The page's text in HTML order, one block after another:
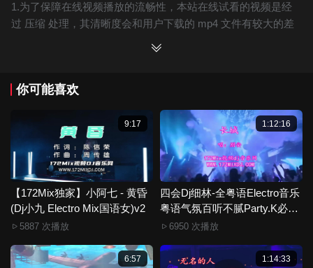
1.为了保障在线视频播放的流畅性，本站在线试看的视频是经
过 压缩 处理，其清晰度会和用户下载的 mp4 文件有较大的差
保证高清晰。
3.如果你喜欢 《【172Mix独家】薛之谦 - 让我欢喜让我忧
Live(Monken Electro Mix国语男)》，赶快介绍给你的朋友，一
起来分享！
4.如果您发现 《【172Mix独家】薛之谦 - 让我欢喜让我忧
Live(Monken Electro Mix国语男)》视频存在分类错误，清晰度
不够或无法播放的问题，请点击这里进行 我要纠错， 谢谢！
5.172Mix舞曲视频网禁止发布违规违法的信息，若您发现有相
关违规违法内容，请点击这里进行 举报投诉 ，一旦核实，平台
6.本站音视频文件部分由用户上传发布，其版权归原作者所
你可能喜欢
9:17
【172Mix独家】小阿七 - 黄昏
(Dj小九 Electro Mix国语女)v2
5887 次播放
1:12:16
四会Dj细林-全粤语Electro音乐
粤语气氛百听不腻Party.K必备
专辑172Mix串烧
6950 次播放
6:57 1:14:33